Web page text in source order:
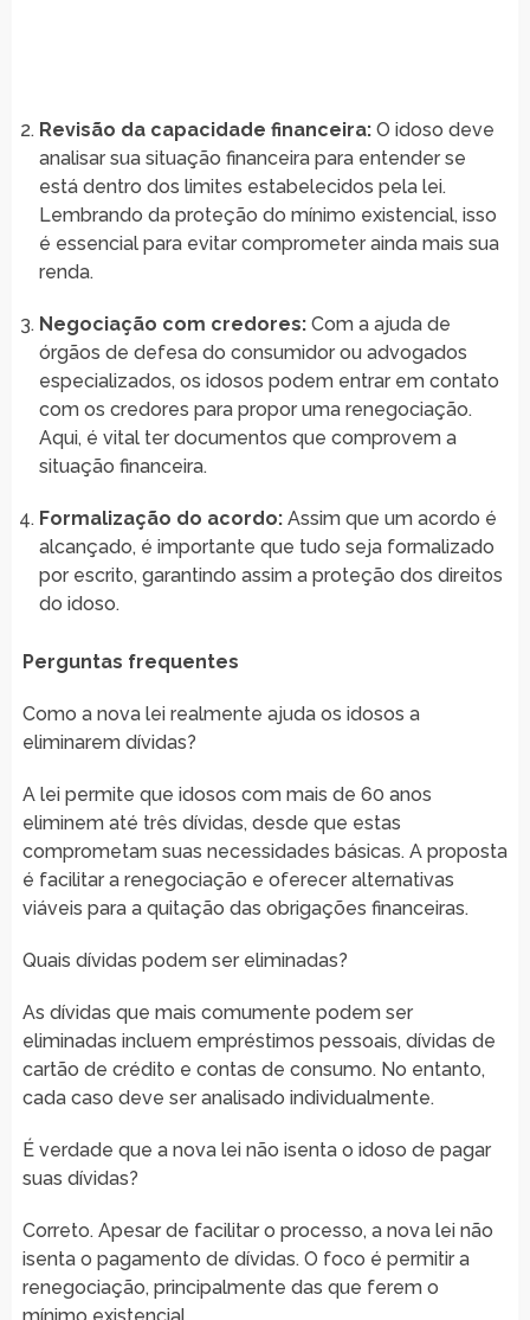
Revisão da capacidade financeira:O idoso deve
analisar sua situação financeira para entender se
está dentro dos limites estabelecidos pela lei.
Lembrando da proteção do mínimo existencial, isso
é essencial para evitar comprometer ainda mais sua
renda.
Negociação com credores:Com a ajuda de
órgãos de defesa do consumidor ou advogados
especializados, os idosos podem entrar em contato
com os credores para propor uma renegociação.
Aqui, é vital ter documentos que comprovem a
situação financeira.
Formalização do acordo:Assim que um acordo é
alcançado, é importante que tudo seja formalizado
por escrito, garantindo assim a proteção dos direitos
do idoso.
Perguntas frequentes
Como a nova lei realmente ajuda os idosos a
eliminarem dívidas?
A lei permite que idosos com mais de 60 anos
eliminem até três dívidas, desde que estas
comprometam suas necessidades básicas. A proposta
é facilitar a renegociação e oferecer alternativas
viáveis para a quitação das obrigações financeiras.
Quais dívidas podem ser eliminadas?
As dívidas que mais comumente podem ser
eliminadas incluem empréstimos pessoais, dívidas de
cartão de crédito e contas de consumo. No entanto,
cada caso deve ser analisado individualmente.
É verdade que a nova lei não isenta o idoso de pagar
suas dívidas?
Correto. Apesar de facilitar o processo, a nova lei não
isenta o pagamento de dívidas. O foco é permitir a
renegociação, principalmente das que ferem o